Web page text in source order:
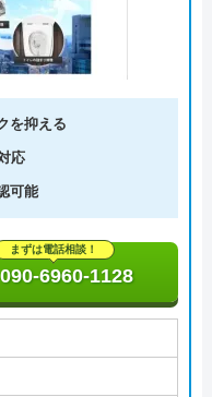
を抑える
応
可能
まずは電話相談！
090-6960-1128